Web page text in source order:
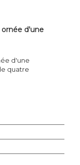
ornée d'une
d'une
quatre